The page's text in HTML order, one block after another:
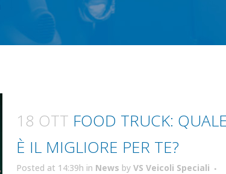
18 OTT FOOD TRUCK: QUALE
È IL MIGLIORE PER TE?
Posted at 14:39h in News by VS Veicoli Speciali